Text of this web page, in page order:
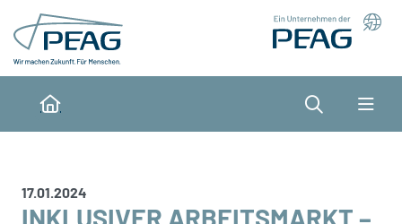
Direkt zu den Inhalten springen
Home
Suche
17.01.2024
INKLUSIVER ARBEITSMARKT –